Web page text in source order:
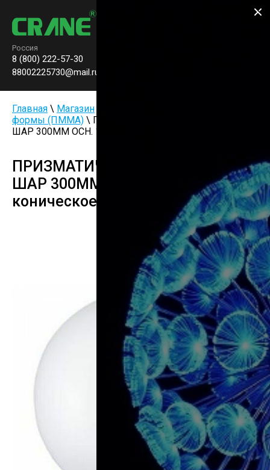
Россия
8 (800) 222-57-30
88002225730@mail.ru
Главная \ Магазин
формы (ПММА) \ ПРИЗМАТИЧЕСКИЙ СВЕТИЛЬНИК
ШАР 300ММ ОСН. 145ММ коническое Цвет "опал" Е27
ПРИЗМАТИЧЕСКИЙ СВЕТИЛЬНИК
ШАР 300ММ ОСН. 145ММ
коническое Цвет "опал" Е27